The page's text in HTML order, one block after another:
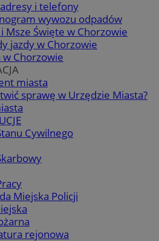
i telefony
wywozu odpadów
Msze Święte w Chorzowie
jazdy w Chorzowie
w Chorzowie
miasta
sprawę w Urzędzie Miasta?
Cywilnego
Miejska Policji
rejonowa